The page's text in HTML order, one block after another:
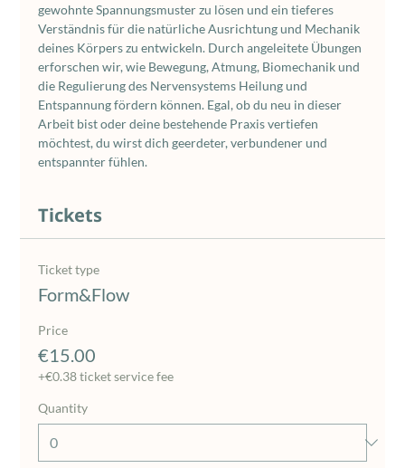
gewohnte Spannungsmuster zu lösen und ein tieferes
Verständnis für die natürliche Ausrichtung und Mechanik
deines Körpers zu entwickeln. Durch angeleitete Übungen
erforschen wir, wie Bewegung, Atmung, Biomechanik und
die Regulierung des Nervensystems Heilung und
Entspannung fördern können. Egal, ob du neu in dieser
Arbeit bist oder deine bestehende Praxis vertiefen
möchtest, du wirst dich geerdeter, verbundener und
entspannter fühlen.
Tickets
Ticket type
Form&Flow
Price
€15.00
+€0.38 ticket service fee
Quantity